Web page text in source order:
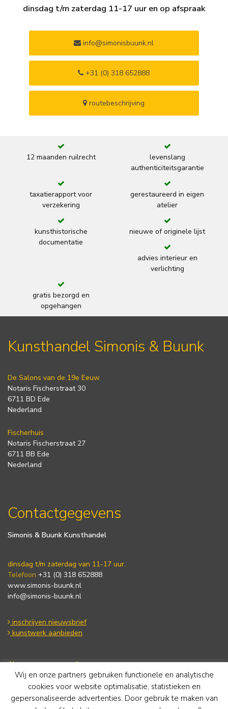
dinsdag t/m zaterdag 11-17 uur en op afspraak
info@simonisbuunk.nl
+31 (0) 318 652888
routebeschrijving
12 maanden ruilrecht
levenslang
authenticiteitsgarantie
taxatierapport voor
verzekering
gerestaureerd in eigen
atelier
kunsthistorische
documentatie
nieuwe of originele lijst
advies interieur en
verlichting
gratis bezorgd en
opgehangen
Kunsthandel Simonis & Buunk
De Salons van de 19e Eeuw
Notaris Fischerstraat 30
6711 BD Ede
Nederland
Fischerhuis
Notaris Fischerstraat 27
6711 BB Ede
Nederland
Contactgegevens
Simonis & Buunk Kunsthandel
dinsdag t/m zaterdag van 11-17 uur.
Telefoon +31 (0) 318 652888
www.simonis-buunk.nl
info@simonis-buunk.nl
inschrijven nieuwsbrief
kunstwerk aanbieden
Algemene voorwaarden
Privacy statement
Cookie Policy
Disclaimer
Wij en onze partners gebruiken functionele en analytische
cookies voor website optimalisatie, statistieken en
gepersonaliseerde advertenties. Door gebruik te maken van